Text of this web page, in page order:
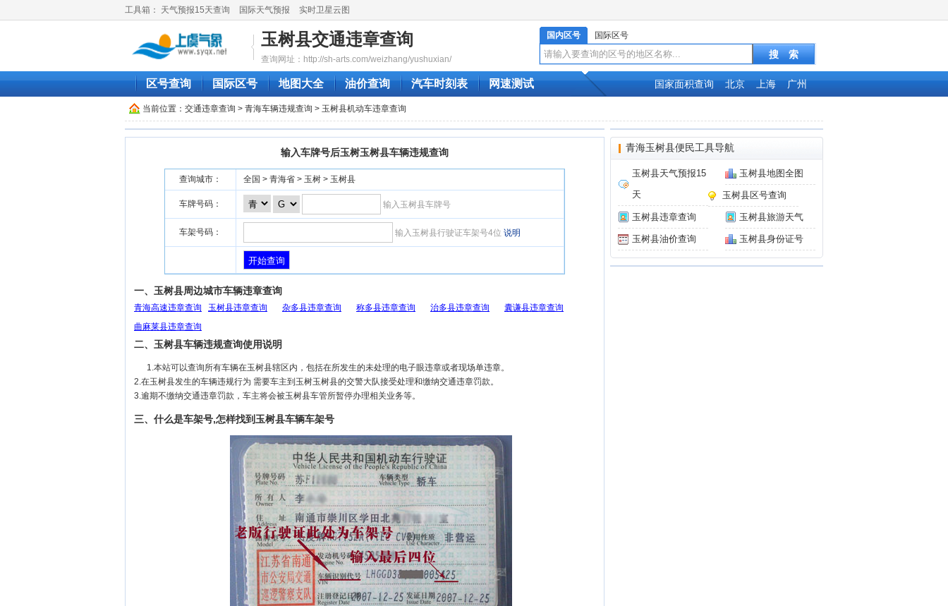
工具箱： 天气预报15天查询 国际天气预报 实时卫星云图
玉树县交通违章查询
查询网址：http://sh-arts.com/weizhang/yushuxian/
国内区号 国际区号
区号查询 国际区号 地图大全 油价查询 汽车时刻表 网速测试 国家面积查询 北京 上海 广州
当前位置： 交通违章查询 > 青海车辆违规查询 > 玉树县机动车违章查询
输入车牌号后玉树玉树县车辆违规查询
查询城市： 全国 > 青海省 > 玉树 > 玉树县
车牌号码： 输入玉树县车牌号
车架号码： 输入玉树县行驶证车架号4位 说明
一、玉树县周边城市车辆违章查询
青海高速违章查询 玉树县违章查询 杂多县违章查询 称多县违章查询 治多县违章查询
囊谦县违章查询
曲麻莱县违章查询
二、玉树县车辆违规查询使用说明
1.本站可以查询所有车辆在玉树县辖区内，包括在所发生的未处理的电子眼违章或者现场单违章。
2.在玉树县发生的车辆违规行为 需要车主到玉树玉树县的交警大队接受处理和缴纳交通违章罚款。
3.逾期不缴纳交通违章罚款，车主将会被玉树县车管所暂停办理相关业务等。
三、什么是车架号,怎样找到玉树县车辆车架号
青海玉树县便民工具导航
玉树县天气预报15
天
玉树县地图全图
玉树县区号查询
玉树县旅游天气
玉树县违章查询
玉树县身份证号
玉树县油价查询